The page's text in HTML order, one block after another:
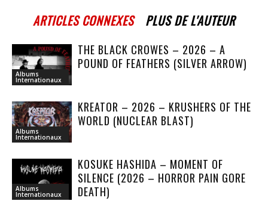
ARTICLES CONNEXES PLUS DE L'AUTEUR
Albums
Internationaux
THE BLACK CROWES – 2026 – A
POUND OF FEATHERS (SILVER ARROW)
Albums
Internationaux
KREATOR – 2026 – KRUSHERS OF THE
WORLD (NUCLEAR BLAST)
Albums
Internationaux
KOSUKE HASHIDA – MOMENT OF
SILENCE (2026 – HORROR PAIN GORE
DEATH)